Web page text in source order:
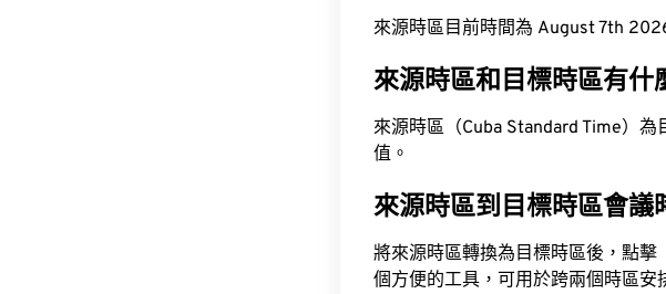
來源時區目前時間為 August 7th
來源時區和目標時區有什
來源時區（Cuba Standard Time）
值。
來源時區到目標時區會議
將來源時區轉換為目標時區後，點
個方便的工具，可用於跨兩個時區安